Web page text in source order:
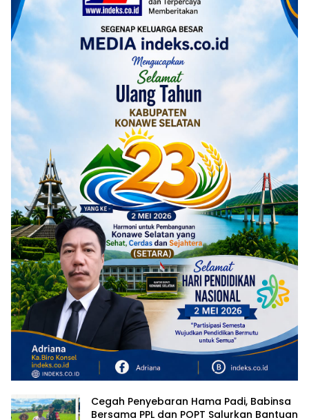
Cegah Penyebaran Hama Padi, Babinsa
Bersama PPL dan POPT Salurkan Bantuan